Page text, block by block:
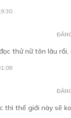
thử nữ tôn lâu rồi,
thì thế giới này sẽ